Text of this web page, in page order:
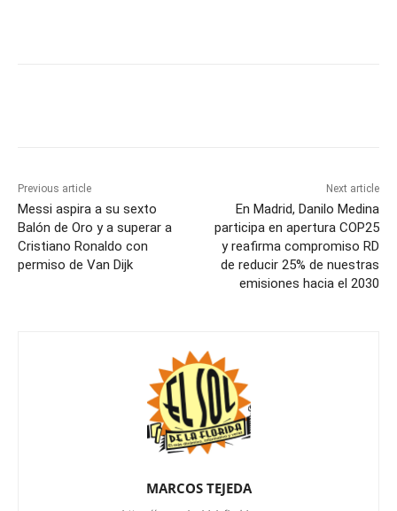
Previous article
Messi aspira a su sexto
Balón de Oro y a superar a
Cristiano Ronaldo con
permiso de Van Dijk
Next article
En Madrid, Danilo Medina
participa en apertura COP25
y reafirma compromiso RD
de reducir 25% de nuestras
emisiones hacia el 2030
MARCOS TEJEDA